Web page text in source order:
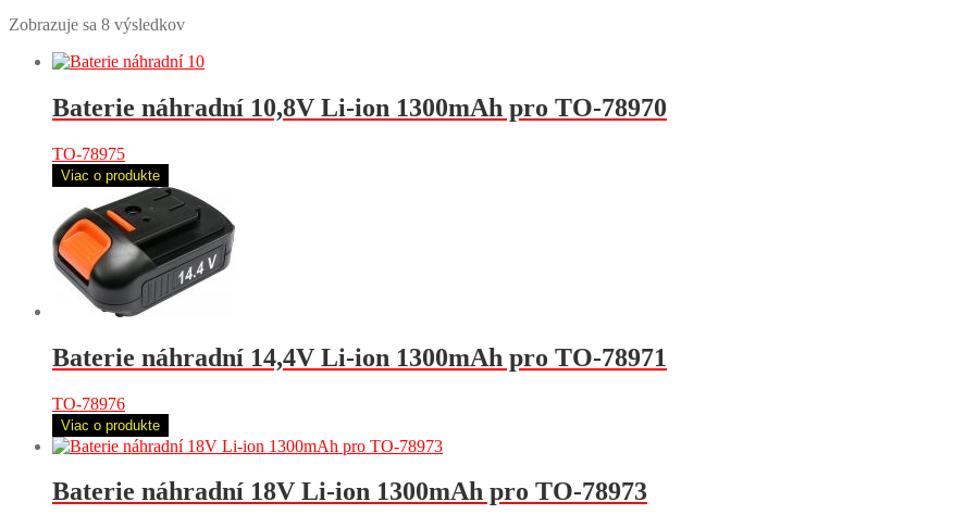
Zobrazuje sa 8 výsledkov
Baterie náhradní 10,8V Li-ion 1300mAh pro TO-78970
TO-78975
Viac o produkte
Baterie náhradní 14,4V Li-ion 1300mAh pro TO-78971
TO-78976
Viac o produkte
Baterie náhradní 18V Li-ion 1300mAh pro TO-78973